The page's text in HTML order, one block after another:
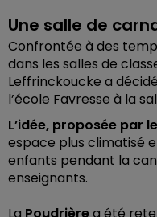
Une salle de
Confrontée à des
dans les salles de
Leffrinckoucke a
l’école Favresse à la
L’idée, proposée par
espace plus climatisé
enfants pendant la
enseignants.
La Poudrièrea été